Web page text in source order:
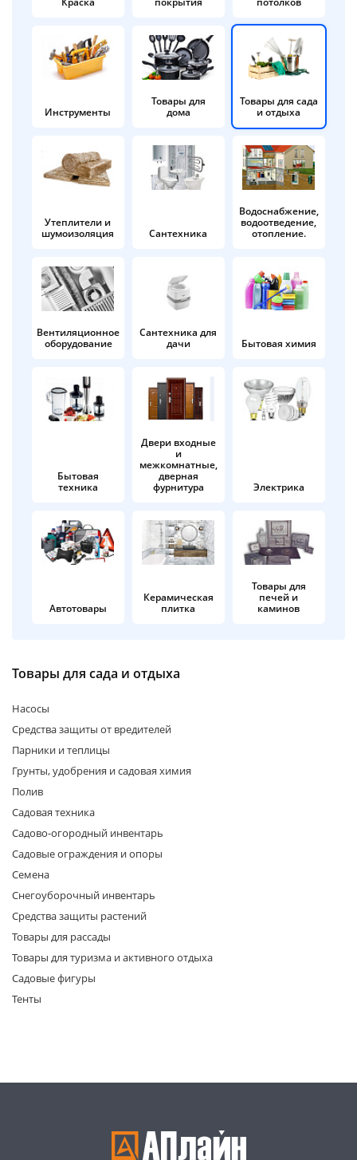
Инструменты
Товары для
дома
Товары для сада
и отдыха
Утеплители и
шумоизоляция
Сантехника
Водоснабжение,
водоотведение,
отопление.
Вентиляционное
оборудование
Сантехника для
дачи
Бытовая химия
Бытовая
техника
Двери входные
и
межкомнатные,
дверная
фурнитура
Электрика
Автотовары
Керамическая
плитка
Товары для
печей и
каминов
Товары для сада и отдыха
Насосы
Средства защиты от вредителей
Парники и теплицы
Грунты, удобрения и садовая химия
Полив
Садовая техника
Садово-огородный инвентарь
Садовые ограждения и опоры
Семена
Снегоуборочный инвентарь
Средства защиты растений
Товары для рассады
Товары для туризма и активного отдыха
Садовые фигуры
Тенты
в корзину
Оплачивайте сегодня только
25% картой любого банка
Получайте товар
выбранный способом
Оставшиеся
% будут
по25%каждые 2 недели
Подробнее
об оплате Плайтом
раз в 2
недели
Остались вопросы?
8 800 302-02-51
plait.ru